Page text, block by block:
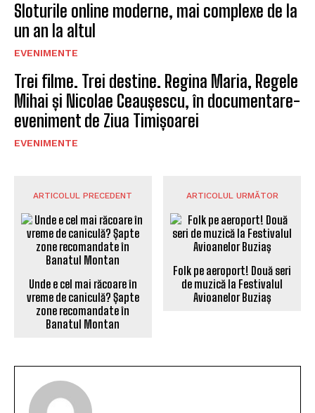
Sloturile online moderne, mai complexe de la
un an la altul
EVENIMENTE
Trei filme. Trei destine. Regina Maria, Regele
Mihai și Nicolae Ceaușescu, în documentare-
eveniment de Ziua Timișoarei
EVENIMENTE
ARTICOLUL PRECEDENT
Unde e cel mai răcoare în
vreme de caniculă? Șapte
zone recomandate în
Banatul Montan
ARTICOLUL URMĂTOR
Folk pe aeroport! Două seri
de muzică la Festivalul
Avioanelor Buziaș